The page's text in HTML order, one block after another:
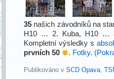
35 našich závodníků na
H10 … 2. Kuba, H10 …
Kompletní výsledky s
prvních 50
. Fotky.
Publikováno v SCD Opava,